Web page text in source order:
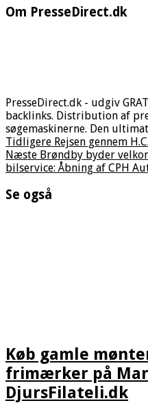
Om PresseDirect.dk
PresseDirect.dk - udgiv
backlinks. Distribution af
søgemaskinerne. Den
Tidligere Rejsen gennem
Næste Brøndby byder
bilservice: Åbning af CPH
Se også
Køb gamle
frimærker på
DjursFilateli.dk